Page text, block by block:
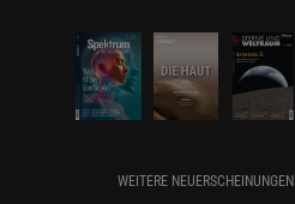
WEITERE NEUERSCHEINUNGEN